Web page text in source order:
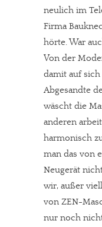
neulich im
Firma
hörte. War
Von der
damit auf
Abgesandte
wäscht die
anderen
harmonisch
man das von
Neugerät
wir, außer
von ZEN-
nur noch